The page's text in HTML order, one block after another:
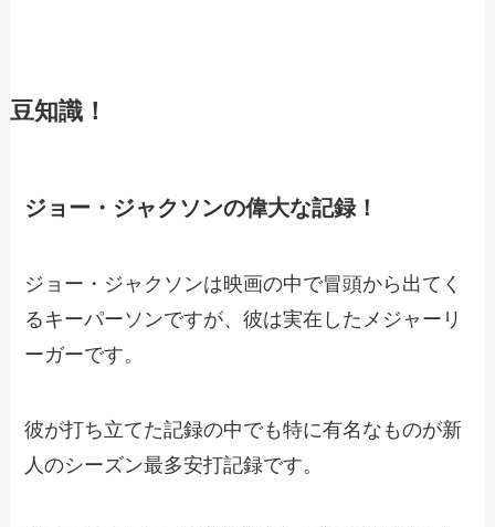
豆知識！
ジョー・ジャクソンの偉大な記録！
ジョー・ジャクソンは映画の中で冒頭から出てく
るキーパーソンですが、彼は実在したメジャーリ
ーガーです。
彼が打ち立てた記録の中でも特に有名なものが新
人のシーズン最多安打記録です。